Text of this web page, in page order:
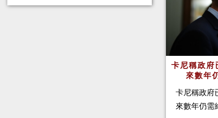
卡尼稱政府
來數年
卡尼稱政府
來數年仍需